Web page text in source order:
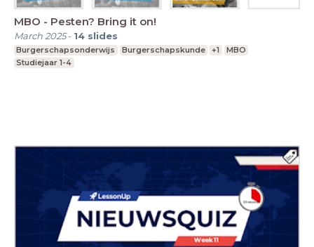
MBO - Pesten? Bring it on!
March 2025- 14 slides
Burgerschapsonderwijs Burgerschapskunde +1
MBO
Studiejaar 1-4